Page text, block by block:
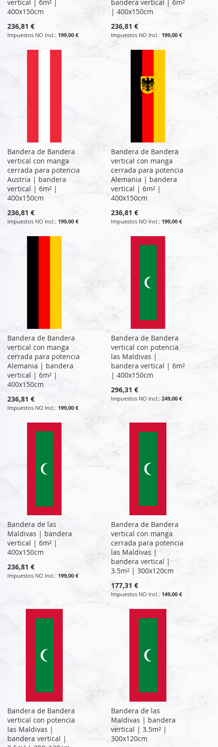
vertical | 6m² |
400x150cm
236,81 €
199,00 €
bandera vertical | 6m²
| 400x150cm
236,81 €
199,00 €
Bandera de Bandera
vertical con manga
cerrada para potencia
Austria | bandera
vertical | 6m² |
400x150cm
236,81 €
199,00 €
Bandera de Bandera
vertical con manga
cerrada para potencia
Alemania | bandera
vertical | 6m² |
400x150cm
236,81 €
199,00 €
Bandera de Bandera
vertical con manga
cerrada para potencia
Alemania | bandera
vertical | 6m² |
400x150cm
236,81 €
199,00 €
Bandera de Bandera
vertical con potencia
las Maldivas |
bandera vertical | 6m²
| 400x150cm
296,31 €
249,00 €
Bandera de las
Maldivas | bandera
vertical | 6m² |
400x150cm
236,81 €
199,00 €
Bandera de Bandera
vertical con manga
cerrada para potencia
las Maldivas |
bandera vertical |
3.5m² | 300x120cm
177,31 €
149,00 €
Bandera de Bandera
vertical con potencia
las Maldivas |
bandera vertical |
Bandera de las
Maldivas | bandera
vertical | 3.5m² |
300x120cm